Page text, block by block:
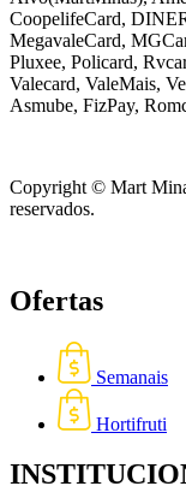
CoopelifeCard,
MegavaleCard,
Pluxee, Policard,
Valecard, ValeMais,
Asmube, FizPay,
Copyright © Mart
reservados.
Ofertas
Semanais
Hortifruti